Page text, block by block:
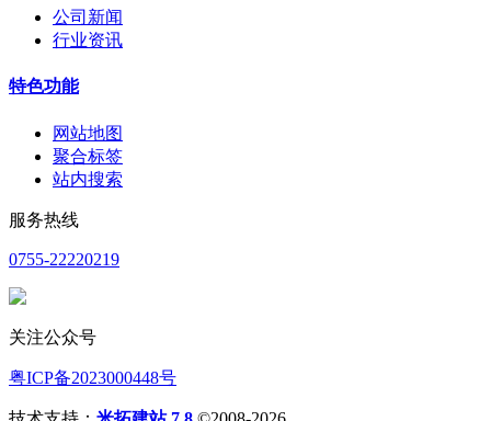
公司新闻
行业资讯
特色功能
网站地图
聚合标签
站内搜索
服务热线
0755-22220219
关注公众号
粤ICP备2023000448号